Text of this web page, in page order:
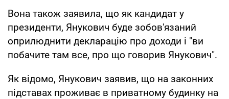
Вона також заявила, що як кандидат у
президенти, Янукович буде зобов'язаний
оприлюднити декларацію про доходи і "ви
побачите там все, про що говорив Янукович".
Як відомо, Янукович заявив, що на законних
підставах проживає в приватному будинку на